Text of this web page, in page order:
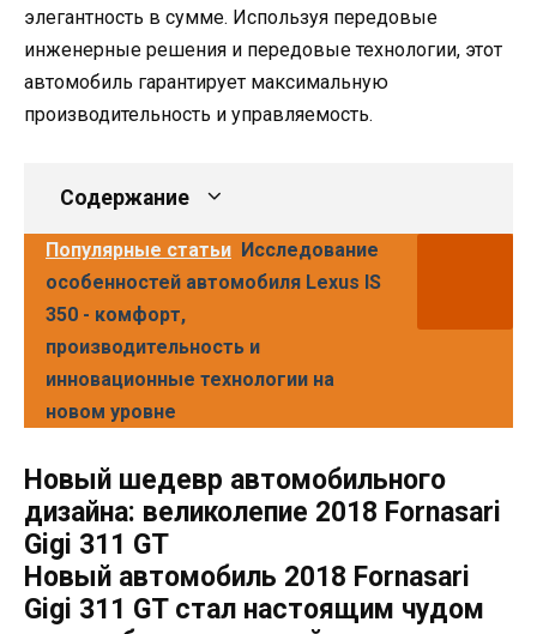
элегантность в сyмме. Используя передовые
инженерные решения и передовые технологии, этот
автомобиль гарантирует максимальную
производительность и управляемость.
Содержание
Популярные статьи Исследование
особенностей автомобиля Lexus IS
350 - комфорт,
производительность и
инновационные технологии на
новом уровне
Новый шедевр автомобильного
дизайна: великолепие 2018 Fornasari
Gigi 311 GT
Новый автомобиль 2018 Fornasari
Gigi 311 GT стал настоящим чудом